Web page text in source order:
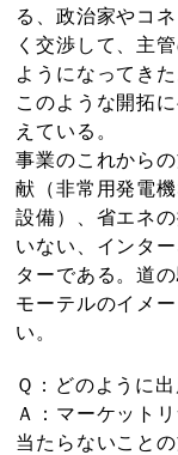
る、政治家やコ
く交渉して、主
ようになってきた
このような開拓
えている。
事業のこれから
献（非常用発電
設備）、省エネ
いない、インタ
ターである。道
モーテルのイメ
い。
Ｑ：どのように
Ａ：マーケット
当たらないこと